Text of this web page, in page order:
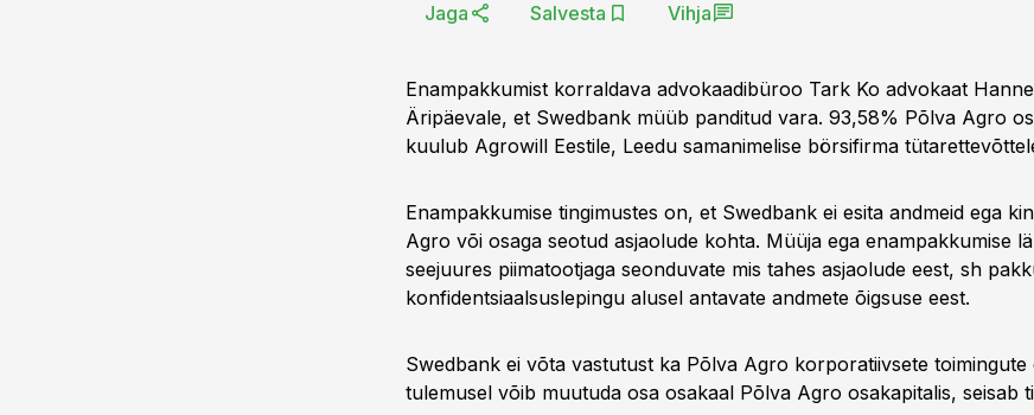
Jaga Salvesta Vihja
Enampakkumist korraldava advokaadibüroo Tark Ko advokaat
Äripäevale, et Swedbank müüb panditud vara. 93,58% Põlva Agro
kuulub Agrowill Eestile, Leedu samanimelise börsifirma
Enampakkumise tingimustes on, et Swedbank ei esita andmeid ega
Agro või osaga seotud asjaolude kohta. Müüja ega enampakkumise
seejuures piimatootjaga seonduvate mis tahes asjaolude eest, sh
konfidentsiaalsuslepingu alusel antavate andmete õigsuse eest.
Swedbank ei võta vastutust ka Põlva Agro korporatiivsete toimingute
tulemusel võib muutuda osa osakaal Põlva Agro osakapitalis, seisab